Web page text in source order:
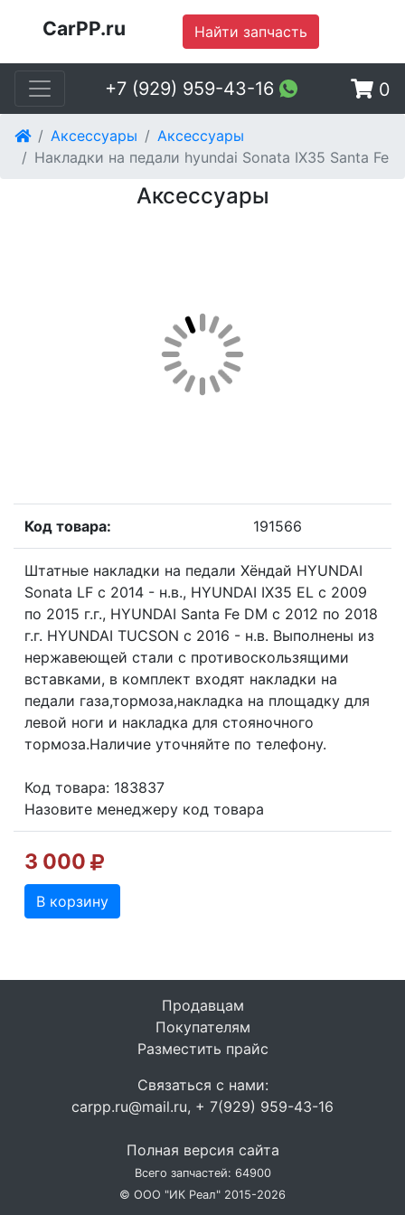
CarPP.ru Найти запчасть
+7 (929) 959-43-16 0
Аксессуары
Аксессуары
Накладки на педали hyundai Sonata IX35 Santa Fe
Аксессуары
Код товара: 191566
Штатные накладки на педали Хёндай HYUNDAI
Sonata LF с 2014 - н.в., HYUNDAI IX35 EL с 2009
по 2015 г.г., HYUNDAI Santa Fe DM с 2012 по 2018
г.г. HYUNDAI TUCSON с 2016 - н.в. Выполнены из
нержавеющей стали с противоскользящими
вставками, в комплект входят накладки на
педали газа,тормоза,накладка на площадку для
левой ноги и накладка для стояночного
тормоза.Наличие уточняйте по телефону.
Код товара: 183837
Назовите менеджеру код товара
3 000
В корзину
Продавцам
Покупателям
Разместить прайс
Связаться с нами:
carpp.ru@mail.ru, + 7(929) 959-43-16
Полная версия сайта
Всего запчастей: 64900
© ООО "ИК Реал" 2015-2026